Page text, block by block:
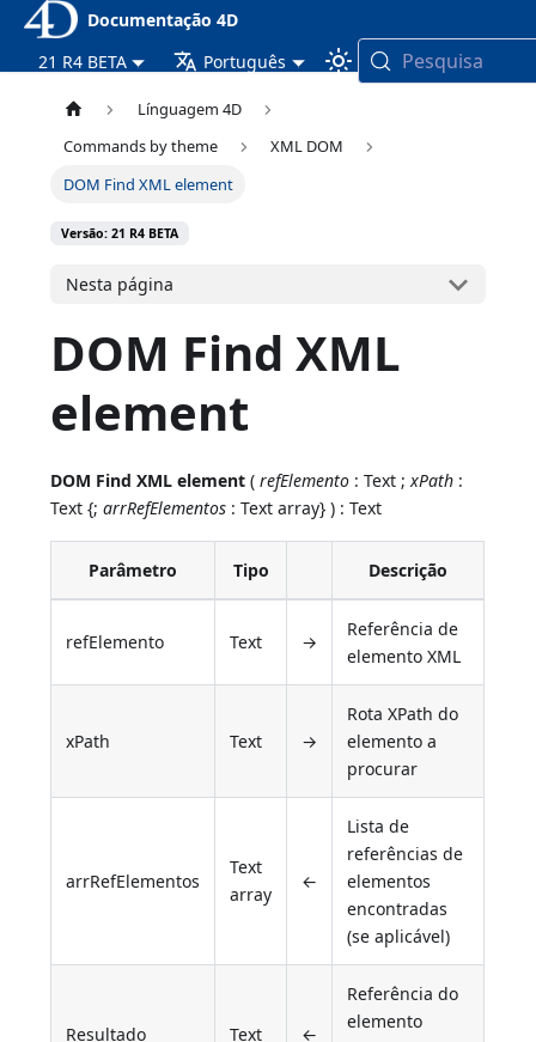
Documentação 4D
21 R4 BETA
Português Pesquisa
Línguagem 4D
Commands by theme
XML DOM
DOM Find XML element
Versão: 21 R4 BETA
Nesta página
DOM Find XML
element
DOM Find XML element (refElemento : Text ;xPath :
Text {;arrRefElementos : Text array} ) : Text
Parâmetro Tipo Descrição
refElemento Text →
Referência de
elemento XML
xPath Text →
Rota XPath do
elemento a
procurar
arrRefElementos
Text
array
←
Lista de
referências de
elementos
encontradas
(se aplicável)
Resultado Text ←
Referência do
elemento